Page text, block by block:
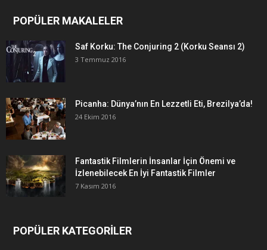
POPÜLER MAKALELER
Saf Korku: The Conjuring 2 (Korku Seansı 2)
3 Temmuz 2016
Picanha: Dünya’nın En Lezzetli Eti, Brezilya’da!
24 Ekim 2016
Fantastik Filmlerin İnsanlar İçin Önemi ve
İzlenebilecek En İyi Fantastik Filmler
7 Kasım 2016
POPÜLER KATEGORİLER